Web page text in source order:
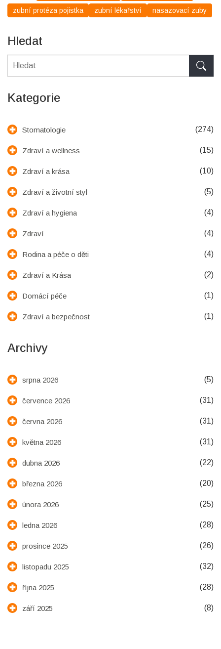
zubní protéza pojistka zubní lékařství nasazovací zuby
Hledat
Kategorie
Stomatologie (274)
Zdraví a wellness (15)
Zdraví a krása (10)
Zdraví a životní styl (5)
Zdraví a hygiena (4)
Zdraví (4)
Rodina a péče o děti (4)
Zdraví a Krása (2)
Domácí péče (1)
Zdraví a bezpečnost (1)
Archivy
srpna 2026 (5)
července 2026 (31)
června 2026 (31)
května 2026 (31)
dubna 2026 (22)
března 2026 (20)
února 2026 (25)
ledna 2026 (28)
prosince 2025 (26)
listopadu 2025 (32)
října 2025 (28)
září 2025 (8)